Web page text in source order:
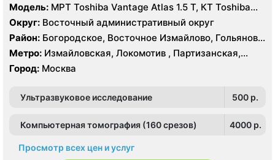
Модель: МРТ Toshiba Vantage Atlas 1.5 Т, КТ Toshiba
Aquilion Prime 160 срезов, Toshiba Aquilion CXL 128
срезов, Body Tom 32 среза УЗИ GE Voluson E8, GE Vivid
9
Округ: Восточный административный округ
Район: Богородское, Восточное Измайлово, Гольяново,
Измайлово, Соколиная Гора
Метро: Измайловская, Локомотив , Партизанская,
Преображенская площадь, Черкизовская
Город: Москва
Ультразвуковое исследование 500 p.
Компьютерная томография (160 срезов) 4000 p.
Просмотр всех цен и услуг